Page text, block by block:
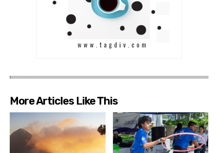
More Articles Like This